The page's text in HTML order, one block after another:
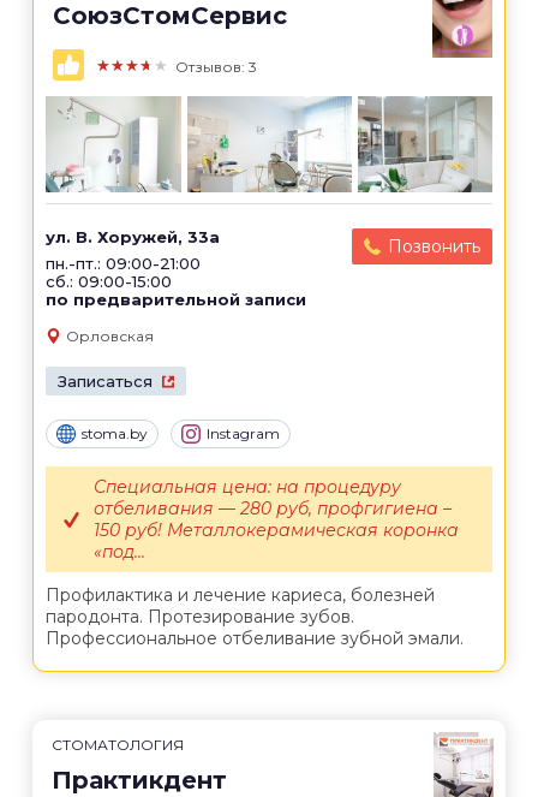
СоюзСтомСервис
★★★★★ Отзывов: 3
ул. В. Хоружей, 33а
пн.-пт.: 09:00-21:00
сб.: 09:00-15:00
по предварительной записи
Позвонить
Орловская
Записаться
stoma.by Instagram
Профилактика и лечение кариеса, болезней
пародонта. Протезирование зубов.
Профессиональное отбеливание зубной эмали.
Специальная цена: на процедуру
отбеливания — 280 руб, профгигиена –
150 руб! Металлокерамическая коронка
«под...
СТОМАТОЛОГИЯ
Практикдент